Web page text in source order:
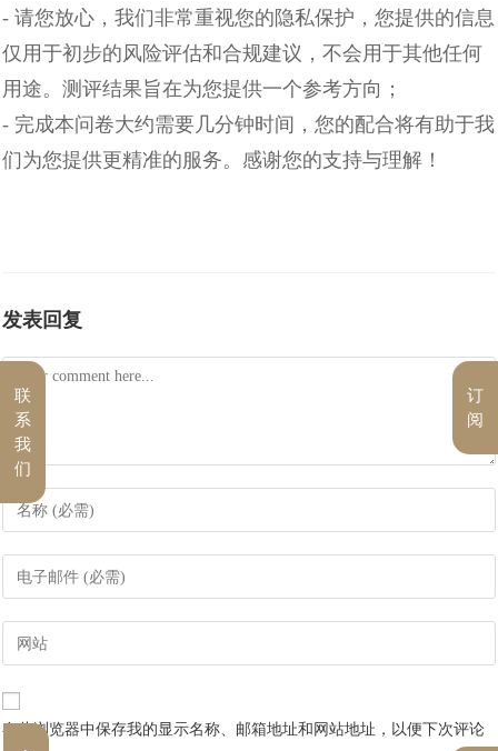
- 请您放心，我们非常重视您的隐私保护，您提供的信息
仅用于初步的风险评估和合规建议，不会用于其他任何
用途。测评结果旨在为您提供一个参考方向；
- 完成本问卷大约需要几分钟时间，您的配合将有助于我
们为您提供更精准的服务。感谢您的支持与理解！
发表回复
在此浏览器中保存我的显示名称、邮箱地址和网站地址，以便下次评论
订
阅
联
系
我
们